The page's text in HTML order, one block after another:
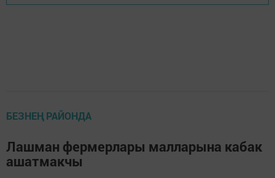
БЕЗНЕҢ РАЙОНДА
Лашман фермерлары малларына кабак
ашатмакчы